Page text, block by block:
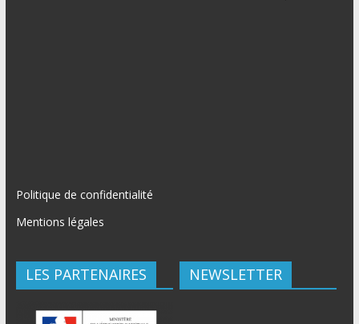
Politique de confidentialité
Mentions légales
LES PARTENAIRES NEWSLETTER